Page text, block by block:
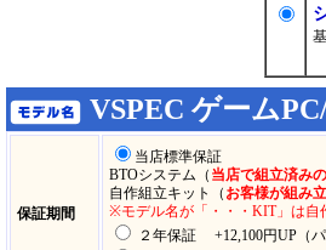
VSPEC ゲーム
保証期間
当店標準保証
BTOシステム（ 当店で組立済み
自作組立キット（ お客様が組み
※モデル名が「・・・KIT」は自
２年保証 +12,100円UP（パ